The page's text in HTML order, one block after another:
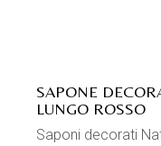
SAPONE
LUNGO ROSSO
Saponi decorati